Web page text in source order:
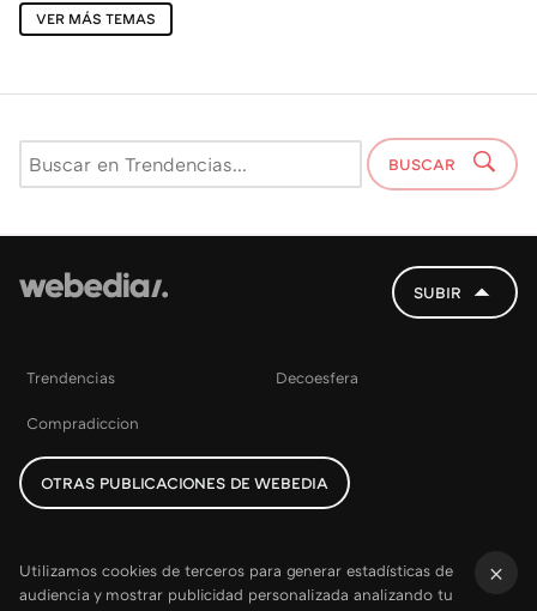
VER MÁS TEMAS
BUSCAR
SUBIR
Trendencias Decoesfera
Compradiccion
OTRAS PUBLICACIONES DE WEBEDIA
Utilizamos cookies de terceros para generar estadísticas de
audiencia y mostrar publicidad personalizada analizando tu